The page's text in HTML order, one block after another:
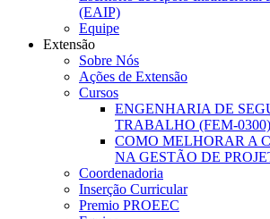
(EAIP)
Equipe
Extensão
Sobre Nós
Ações de Extensão
Cursos
ENGENHARIA DE
TRABALHO (FEM-0300)
COMO MELHORAR A
NA GESTÃO DE
Coordenadoria
Inserção Curricular
Premio PROEEC